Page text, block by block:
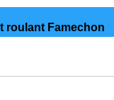
roulant Famechon